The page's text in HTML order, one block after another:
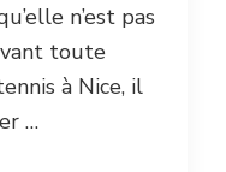
n’est pas
toute
à Nice, il
…